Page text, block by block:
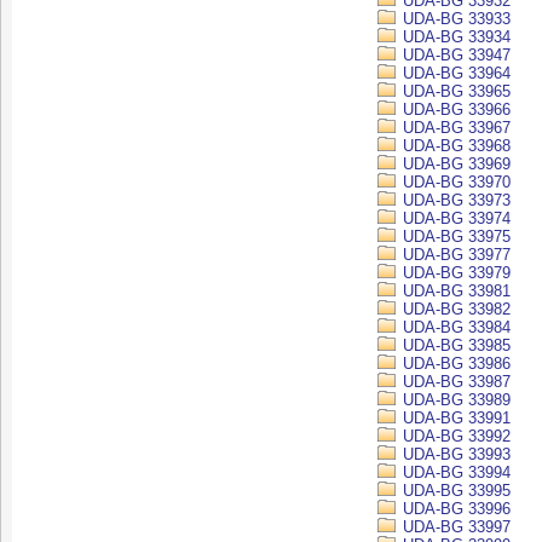
UDA-BG 33933
UDA-BG 33934
UDA-BG 33947
UDA-BG 33964
UDA-BG 33965
UDA-BG 33966
UDA-BG 33967
UDA-BG 33968
UDA-BG 33969
UDA-BG 33970
UDA-BG 33973
UDA-BG 33974
UDA-BG 33975
UDA-BG 33977
UDA-BG 33979
UDA-BG 33981
UDA-BG 33982
UDA-BG 33984
UDA-BG 33985
UDA-BG 33986
UDA-BG 33987
UDA-BG 33989
UDA-BG 33991
UDA-BG 33992
UDA-BG 33993
UDA-BG 33994
UDA-BG 33995
UDA-BG 33996
UDA-BG 33997